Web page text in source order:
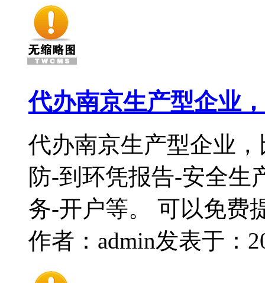
代办南京生产型企业
代办南京生产型企业
防-到环凭报告-安全生
务-开户等。 可以免费
作者：admin发表于：